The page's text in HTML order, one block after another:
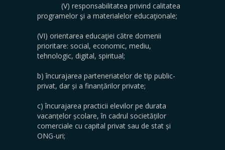
(V) responsabilitatea privind calitatea
programelor şi a materialelor educaţionale;
(VI) orientarea educaţiei către domenii
prioritare: social, economic, mediu,
tehnologic, digital, spiritual;
b) încurajarea parteneriatelor de tip public-
privat, dar și a finanțărilor private;
c) încurajarea practicii elevilor pe durata
vacanțelor școlare, în cadrul societăților
comerciale cu capital privat sau de stat și
ONG-uri;